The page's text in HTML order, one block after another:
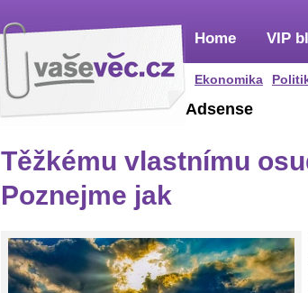
Home
Ekonomika
VIP
Adsense
Těžkému vlastnímu
Poznejme jak